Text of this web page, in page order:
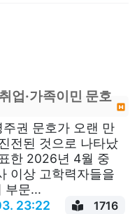
업·가족이민 문호
권 문호가 오랜 만
전된 것으로 나타났
한 2026년 4월 중
이상 고학력자들을
부문...
23:22 1716